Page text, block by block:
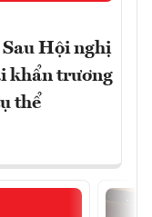
Hội nghị
khẩn trương
thể